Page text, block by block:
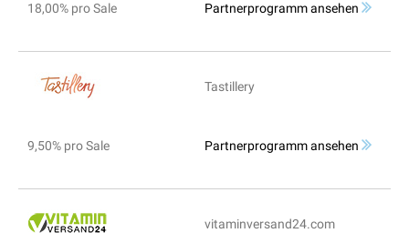
18,00% pro Sale Partnerprogramm ansehen
Tastillery
9,50% pro Sale Partnerprogramm ansehen
vitaminversand24.com